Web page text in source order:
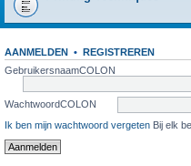
AANMELDEN • REGISTREREN
GebruikersnaamCOLON
WachtwoordCOLON
Ik ben mijn wachtwoord vergeten Bij elk